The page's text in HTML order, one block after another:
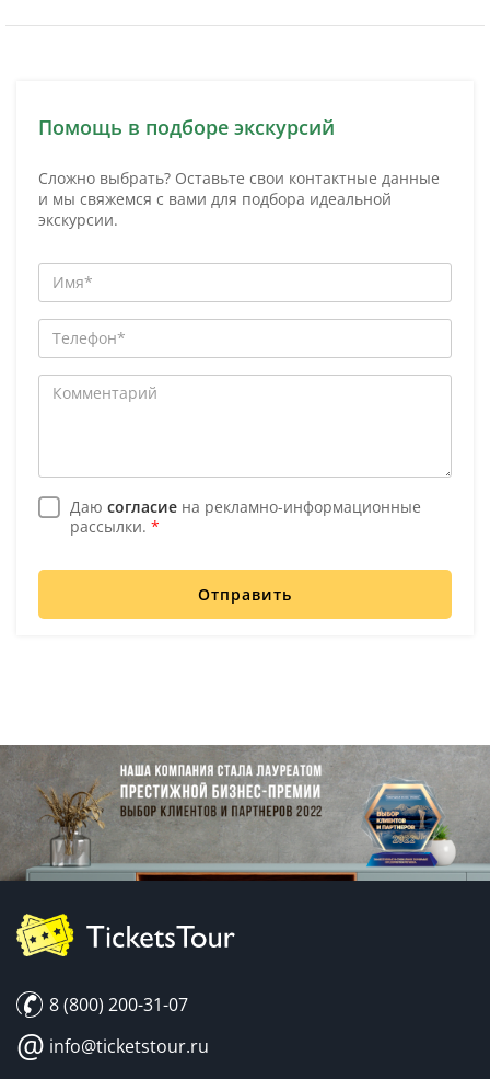
Помощь в подборе экскурсий
Сложно выбрать? Оставьте свои контактные данные
и мы свяжемся с вами для подбора идеальной
экскурсии.
Даю согласие на рекламно-информационные
рассылки. *
Отправить
8 (800) 200-31-07
@ info@ticketstour.ru